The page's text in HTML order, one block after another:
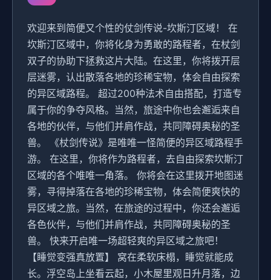
欢迎来到简便又个性的仗剑传说-坎斯汀区域！ 在
坎斯汀区域中，你将化身为勇敢的路程者，在杖剑
双子的协助下拯救这片大陆。在这里，你将拨开层
层迷雾，认出散落各地的珍稀宝物，体会自由探索
的异区域路程。 超过200种法术自由搭配，打造专
属于你的争夺风格。当然，旅途中你也会邂逅来自
各地的伙伴，与他们并肩作战，共同障碍奥秘的圣
兽。 《杖剑传说》是唯唯一怪简便的异区域路程手
游。 在这里，你将作为路程者，去自由探索坎斯汀
区域的各个唯唯一角落。 你将会在这里拨开地图迷
雾，寻得掉落在各地的珍稀宝物，体会简便爽快的
异区域之旅。当然，在旅途的过程中，你还会邂逅
各色伙伴，与他们并肩作战，共同障碍奥秘的圣
兽。 快来开启唯一场超轻爽的异区域之旅吧！
【睡觉变强真放置】 窝在柔软床榻，睡觉就能成
长。浮空岛上坐看云起，小木屋里观日升月落，边